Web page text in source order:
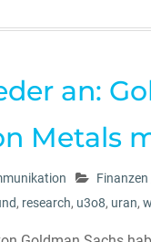
an:
Metals
, research, u3o8, uran,